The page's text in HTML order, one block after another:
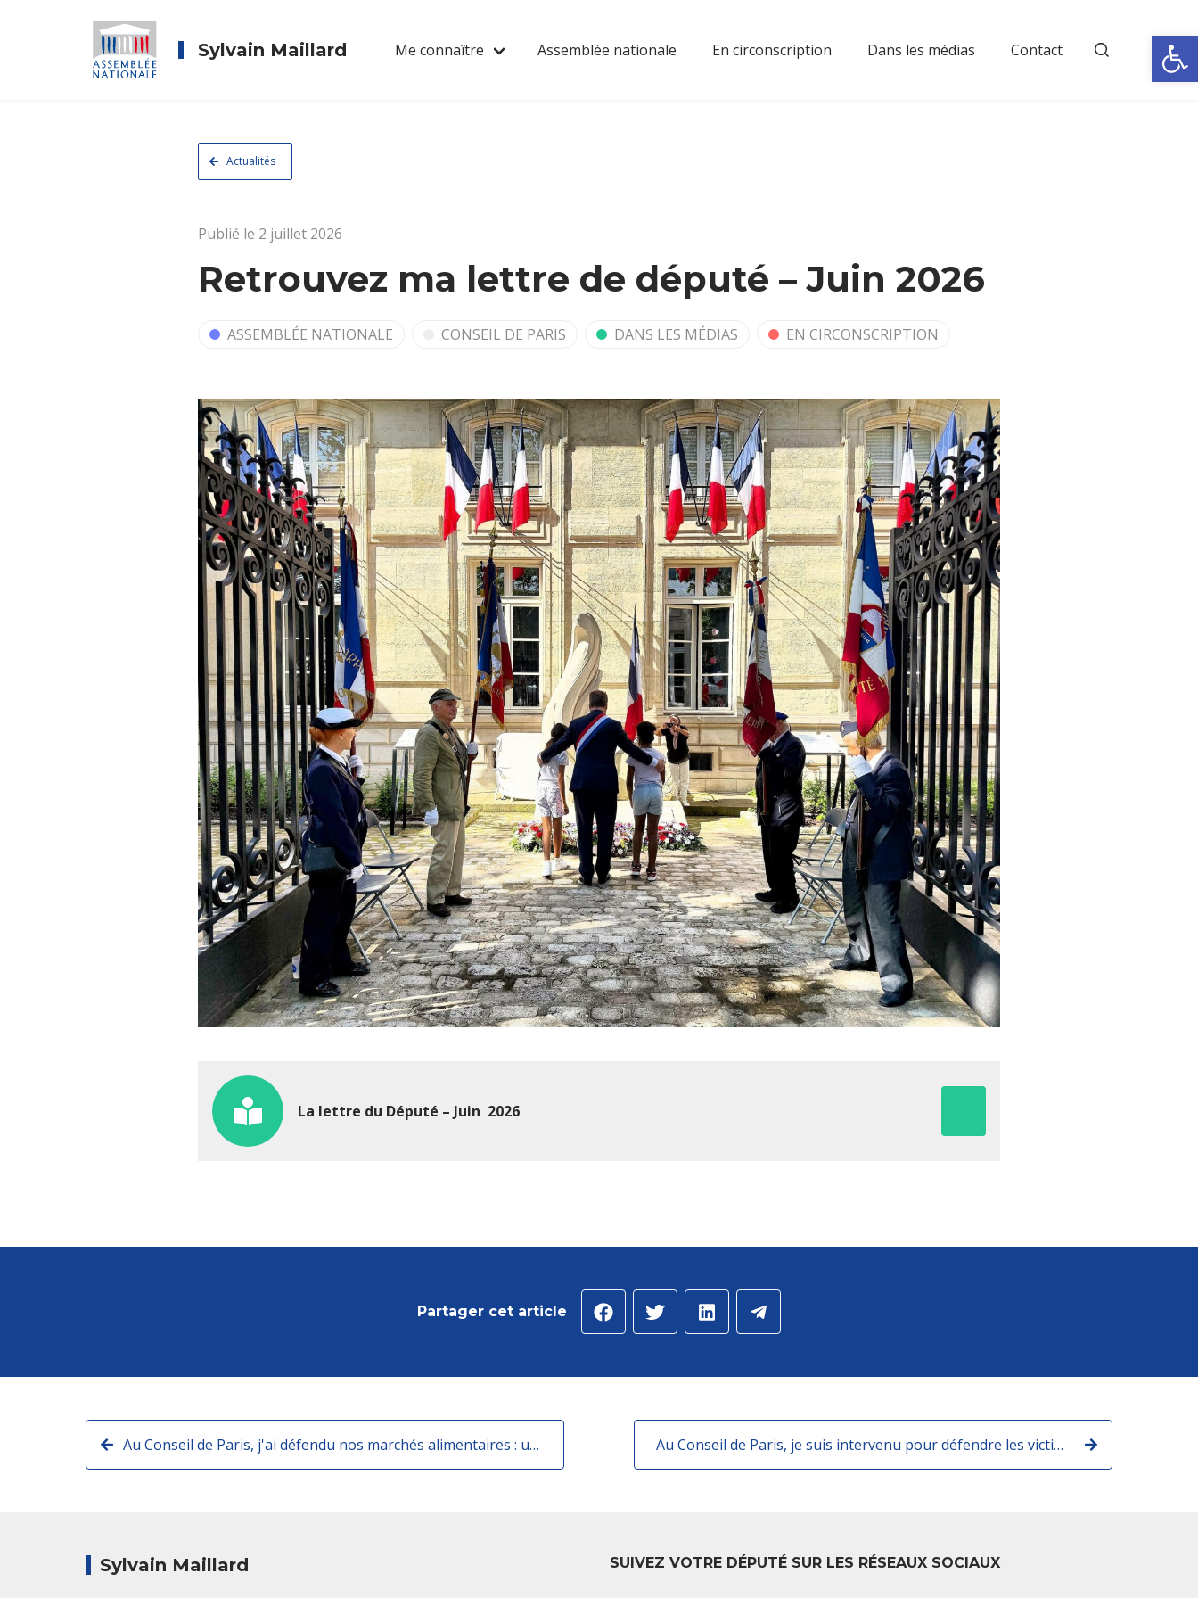
Ouvrir
Sylvain Maillard Me connaître Assemblée nationale En circonscription Dans les médias Contact
Actualités
Publié le 2 juillet 2026
Retrouvez ma lettre de député – Juin 2026
ASSEMBLÉE NATIONALE CONSEIL DE PARIS DANS LES MÉDIAS EN CIRCONSCRIPTION
La lettre du Député – Juin 2026
Partager cet article
Au Conseil de Paris, j'ai défendu nos marchés alimentaires : un pilier essentiel du cadre de vie des Parisiens et du "bien manger" Au Conseil de Paris, je suis intervenu pour défendre les victimes de l'explosion de la rue de Trévise.
Sylvain Maillard SUIVEZ VOTRE DÉPUTÉ SUR LES RÉSEAUX SOCIAUX